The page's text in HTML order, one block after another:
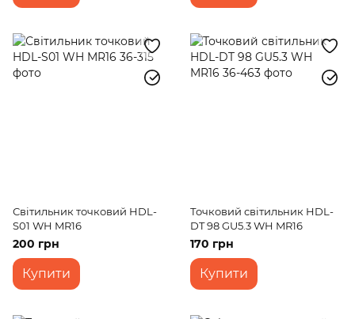
Світильник точковий HDL-
S01 WH MR16
200 грн
Купити
Точковий світильник HDL-
DT 98 GU5.3 WH MR16
170 грн
Купити